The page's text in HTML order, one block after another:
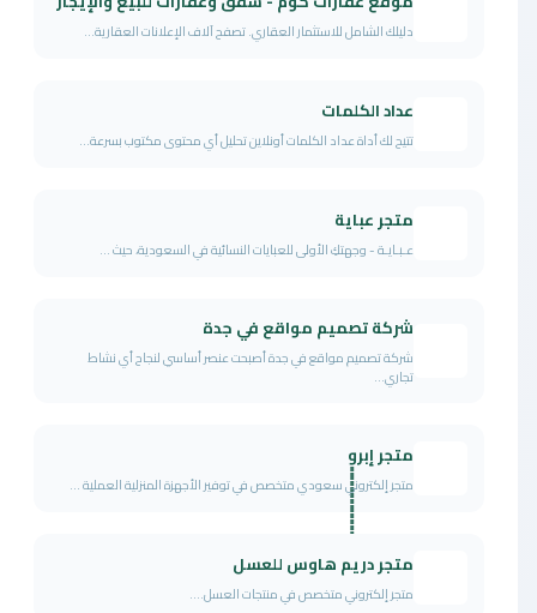
دليلك الشامل للاستثمار العقاري. تصفح آلاف الإعلانات العقارية...
عداد الكلمات
تتيح لك أداة عداد الكلمات أونلاين تحليل أي محتوى مكتوب بسرعة...
متجر عباية
عـبـايـة - وجهتكِ الأولى للعبايات النسائية في السعودية، حيث ...
شركة تصميم مواقع في جدة
شركة تصميم مواقع في جدة أصبحت عنصر أساسي لنجاح أي نشاط
تجاري...
متجر إبروٍٍٍٍٍٍٍٍٍٍٍٍٍٍٍٍٍٍٍٍٍٍٍٍٍٍٍٍٍٍٍٍٍٍٍٍٍٍٍٍٍ
متجر إلكتروني سعودي متخصص في توفير الأجهزة المنزلية العملية ...
متجر دريم هاوس للعسل
متجر إلكتروني متخصص في منتجات العسل....